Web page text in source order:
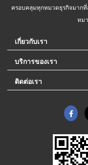
ครอบคลุมทุกหมวดธุรกิจมากที่
หม
เกี่ยวกับเรา
บริการของเรา
ติดต่อเรา